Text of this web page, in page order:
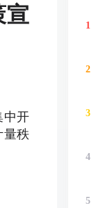
宣
中开
量秩
1
2
3
4
5